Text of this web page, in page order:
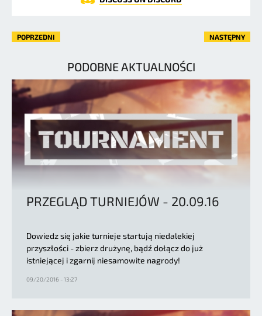
POPRZEDNI NASTĘPNY
PODOBNE AKTUALNOŚCI
PRZEGLĄD TURNIEJÓW - 20.09.16
Dowiedz się jakie turnieje startują niedalekiej
przyszłości - zbierz drużynę, bądź dołącz do już
istniejącej i zgarnij niesamowite nagrody!
09/20/2016 - 13:27